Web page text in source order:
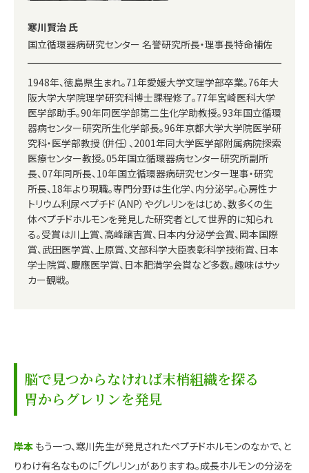
寒川賢治 氏
国立循環器病研究センター 名誉研究所長・理事長特命補佐
1948年、徳島県生まれ。71年愛媛大学文理学部卒業。76年大
阪大学大学院理学研究科博士課程修了。77年宮崎医科大学
医学部助手。90年同医学部第二生化学助教授。93年国立循環
器病センター研究所生化学部長。96年京都大学大学院医学研
究科・医学部教授（併任）、2001年同大学医学部附属病院探索
医療センター教授。05年国立循環器病センター研究所副所
長、07年同所長、10年国立循環器病研究センター理事・研究
所長、18年より現職。専門分野は生化学、内分泌学。心房性ナ
トリウム利尿ペプチド（ANP）やグレリンをはじめ、数多くの生
体ペプチドホルモンを発見した研究者として世界的に知られ
る。受賞は川上賞、高峰譲吉賞、日本内分泌学会賞、岡本国際
賞、武田医学賞、上原賞、文部科学大臣表彰科学技術賞、日本
学士院賞、慶應医学賞、日本肥満学会賞など多数。趣味はサッ
カー観戦。
脳で見つからなければ末梢組織を探る
胃からグレリンを発見
岸本 もう一つ、寒川先生が発見されたペプチドホルモンのなかで、と
りわけ有名なものに「グレリン」がありますね。成長ホルモンの分泌を